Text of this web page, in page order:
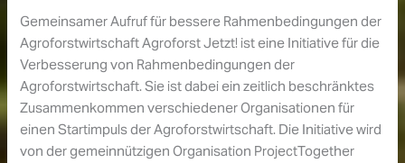
Gemeinsamer Aufruf für bessere Rahmenbedingungen der
Agroforstwirtschaft Agroforst Jetzt! ist eine Initiative für die
Verbesserung von Rahmenbedingungen der
Agroforstwirtschaft. Sie ist dabei ein zeitlich beschränktes
Zusammenkommen verschiedener Organisationen für
einen Startimpuls der Agroforstwirtschaft. Die Initiative wird
von der gemeinnützigen Organisation ProjectTogether